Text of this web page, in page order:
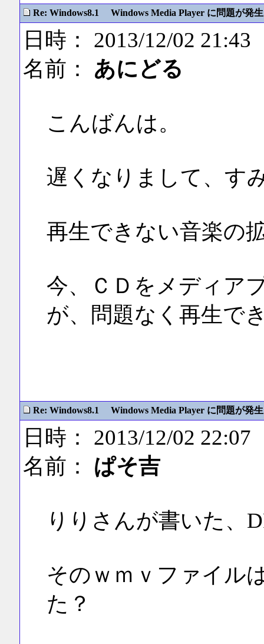
Re: Windows8.1 Windows Media Player に問題が発生
日時： 2013/12/02 21:43
名前： あにどる
こんばんは。
遅くなりまして、す
再生できない音楽の
今、ＣＤをメディア
が、問題なく再生で
Re: Windows8.1 Windows Media Player に問題が発生
日時： 2013/12/02 22:07
名前： ぱそ吉
りりさんが書いた
そのｗｍｖファイル
た？